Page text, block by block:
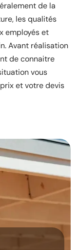
de la
les qualités
employés et
Avant réalisation
de connaitre
vous
et votre devis